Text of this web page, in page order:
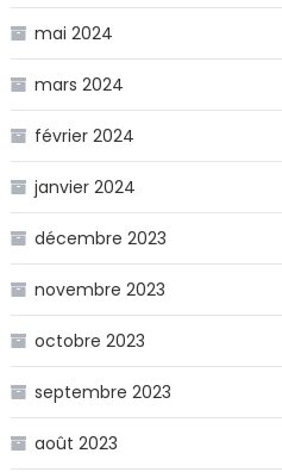
mai 2024
mars 2024
février 2024
janvier 2024
décembre 2023
novembre 2023
octobre 2023
septembre 2023
août 2023